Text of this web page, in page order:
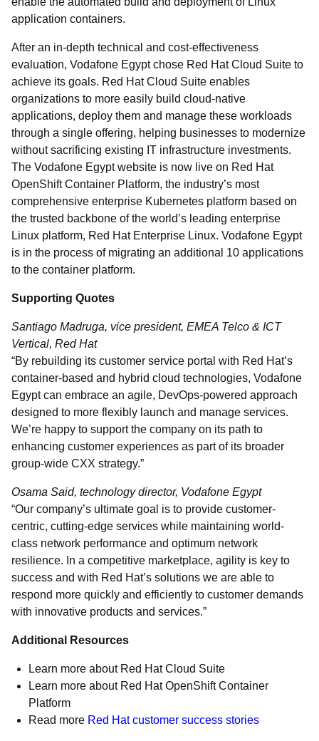
application containers.
After an in-depth technical and cost-effectiveness
evaluation, Vodafone Egypt chose Red Hat Cloud Suite to
achieve its goals. Red Hat Cloud Suite enables
organizations to more easily build cloud-native
applications, deploy them and manage these workloads
through a single offering, helping businesses to modernize
without sacrificing existing IT infrastructure investments.
The Vodafone Egypt website is now live on Red Hat
OpenShift Container Platform, the industry’s most
comprehensive enterprise Kubernetes platform based on
the trusted backbone of the world’s leading enterprise
Linux platform, Red Hat Enterprise Linux. Vodafone Egypt
is in the process of migrating an additional 10 applications
to the container platform.
Supporting Quotes
Santiago Madruga, vice president, EMEA Telco & ICT
Vertical, Red Hat
“By rebuilding its customer service portal with Red Hat’s
container-based and hybrid cloud technologies, Vodafone
Egypt can embrace an agile, DevOps-powered approach
designed to more flexibly launch and manage services.
We’re happy to support the company on its path to
enhancing customer experiences as part of its broader
group-wide CXX strategy.”
Osama Said, technology director, Vodafone Egypt​
“Our company’s ultimate goal is to provide customer-
centric, cutting-edge services while maintaining world-
class network performance and optimum network
resilience. In a competitive marketplace, agility is key to
success and with Red Hat’s solutions we are able to
respond more quickly and efficiently to customer demands
with innovative products and services.”
Additional Resources
Learn more about Red Hat Cloud Suite
Learn more about Red Hat OpenShift Container
Platform
Read more Red Hat customer success stories